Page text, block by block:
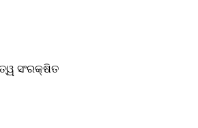
ସଂରକ୍ଷିତ